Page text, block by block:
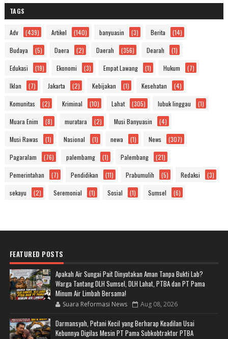
TAGS
Adv (439) Artikel (140) banyuasin (3) Berita (14)
Budaya (5) Daera (2) Daerah (356) Dearah (1)
Edukasi (19) Ekonomi (3) Empat Lawang (1) Hukum (7)
Iklan (7) Jakarta (2) Kebijakan (1) Kesehatan (4)
Komunitas (2) Kriminal (10) Lahat (305) lubuk linggau (1)
Muara Enim (8) muratara (2) Musi Banyuasin (4)
Musi Rawas (1) Nasional (1) newa (1) News (307)
Pagaralam (76) palembamg (1) Palembang (21)
Pemerintahan (7) Pendidikan (11) Prabumulih (5) Redaksi (3)
sekayu (2) Seremonial (1) Sosial (1) Sumsel (6)
FEATURED POSTS
Apakah Air Sungai Pait Dinyatakan Aman Tanpa Bukti Lab?
Warga Tantang DLH Sumsel, DLH Lahat, PTBA dan PT Pama
Minum Air Limbah Bersama!
Suara Reformasi News Aug 08, 2026
Darmansyah, Petani Kecil yang Berharap Keadilan Usai
Kebunnya Digilas Mesin PT Pama Subkobtraktor PTBA